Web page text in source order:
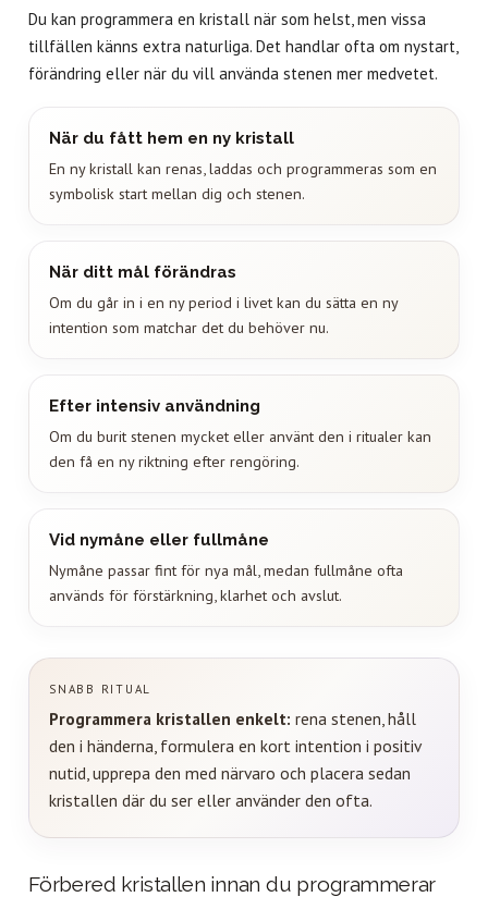
Du kan programmera en kristall när som helst, men vissa
tillfällen känns extra naturliga. Det handlar ofta om nystart,
förändring eller när du vill använda stenen mer medvetet.
När du fått hem en ny kristall
En ny kristall kan renas, laddas och programmeras som en
symbolisk start mellan dig och stenen.
När ditt mål förändras
Om du går in i en ny period i livet kan du sätta en ny
intention som matchar det du behöver nu.
Efter intensiv användning
Om du burit stenen mycket eller använt den i ritualer kan
den få en ny riktning efter rengöring.
Vid nymåne eller fullmåne
Nymåne passar fint för nya mål, medan fullmåne ofta
används för förstärkning, klarhet och avslut.
SNABB RITUAL
Programmera kristallen enkelt: rena stenen, håll
den i händerna, formulera en kort intention i positiv
nutid, upprepa den med närvaro och placera sedan
kristallen där du ser eller använder den ofta.
Förbered kristallen innan du programmerar